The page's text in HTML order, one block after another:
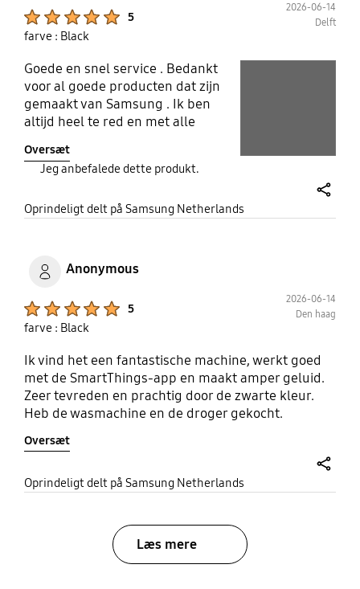
5
2026-06-14
Delft
farve : Black
Goede en snel service . Bedankt
voor al goede producten dat zijn
gemaakt van Samsung . Ik ben
altijd heel te red en met alle
Oversæt
Jeg anbefalede dette produkt.
Oprindeligt delt på Samsung Netherlands
Anonymous
5
2026-06-14
Den haag
farve : Black
Ik vind het een fantastische machine, werkt goed
met de SmartThings-app en maakt amper geluid.
Zeer tevreden en prachtig door de zwarte kleur.
Heb de wasmachine en de droger gekocht.
Oversæt
Oprindeligt delt på Samsung Netherlands
Læs mere